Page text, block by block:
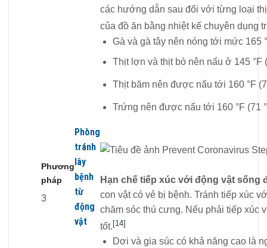
Phương
pháp
3
Phòng
tránh
lây
bệnh
từ
động
vật
các hướng dẫn sau đối với từng loại
của đồ ăn bằng nhiệt kế chuyên dụng
Gà và gà tây nên nóng tới mức 165
Thịt lợn và thịt bò nên nấu ở 145 °F
Thịt băm nên được nấu tới 160 °F
Trứng nên được nấu tới 160 °F (71
Hạn chế tiếp xúc với động vật sống
con vật có vẻ bị bệnh. Tránh tiếp xúc
chăm sóc thú cưng. Nếu phải tiếp xúc
tốt. [14]
Dơi và gia súc có khả năng cao là